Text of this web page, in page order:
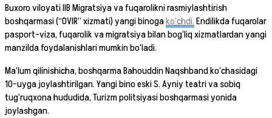
Buxoro viloyati IIB Migratsiya va fuqarolikni rasmiylashtirish
boshqarmasi (“OVIR” xizmati) yangi binogako‘chdi.Endilikda fuqarolar
pasport-viza, fuqarolik va migratsiya bilan bog‘liq xizmatlardan yangi
manzilda foydalanishlari mumkin bo‘ladi.
Ma’lum qilinishicha, boshqarma Bahouddin Naqshband ko‘chasidagi
10-uyga joylashtirilgan. Yangi bino eski S. Ayniy teatri va sobiq
tug‘ruqxona hududida, Turizm politsiyasi boshqarmasi yonida
joylashgan.